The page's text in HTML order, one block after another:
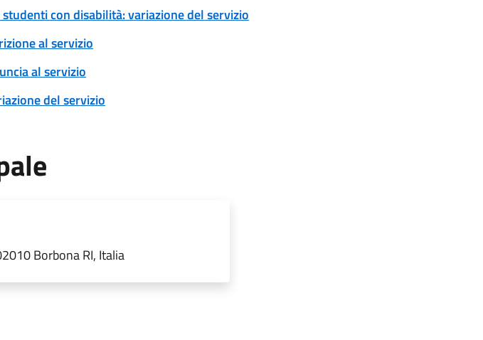
con disabilità: variazione del servizio
al servizio
al servizio
del servizio
Borbona RI, Italia